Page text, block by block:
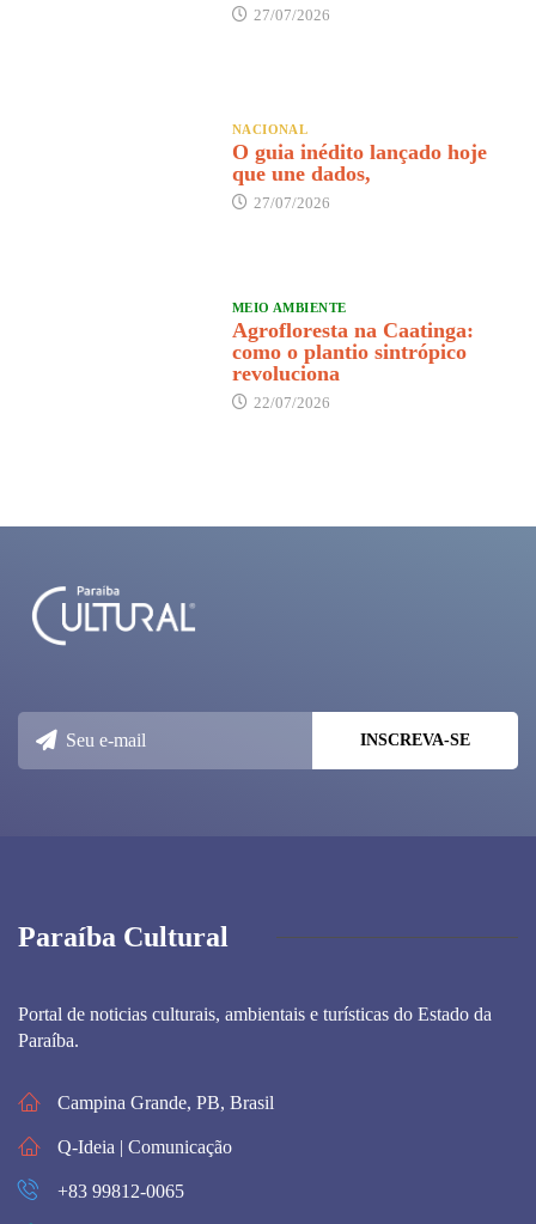
27/07/2026
NACIONAL
O guia inédito lançado hoje
que une dados,
27/07/2026
MEIO AMBIENTE
Agrofloresta na Caatinga:
como o plantio sintrópico
revoluciona
22/07/2026
Paraíba Cultural
Portal de noticias culturais, ambientais e turísticas do Estado da
Paraíba.
Campina Grande, PB, Brasil
Q-Ideia | Comunicação
+83 99812-0065